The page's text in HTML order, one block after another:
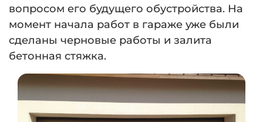
вопросом его будущего обустройства. На
момент начала работ в гараже уже были
сделаны черновые работы и залита
бетонная стяжка.